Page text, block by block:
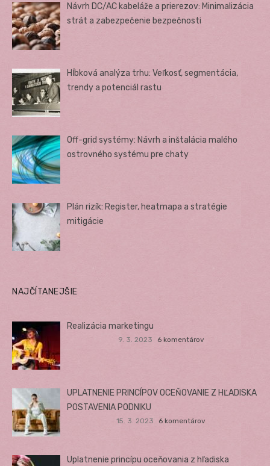
Návrh DC/AC kabeláže a prierezov: Minimalizácia
strát a zabezpečenie bezpečnosti
Hĺbková analýza trhu: Veľkosť, segmentácia,
trendy a potenciál rastu
Off-grid systémy: Návrh a inštalácia malého
ostrovného systému pre chaty
Plán rizík: Register, heatmapa a stratégie
mitigácie
NAJČÍTANEJŠIE
Realizácia marketingu
9. 3. 2023 6 komentárov
UPLATNENIE PRINCÍPOV OCEŇOVANIE Z HĽADISKA
POSTAVENIA PODNIKU
15. 3. 2023 6 komentárov
Uplatnenie princípu oceňovania z hľadiska